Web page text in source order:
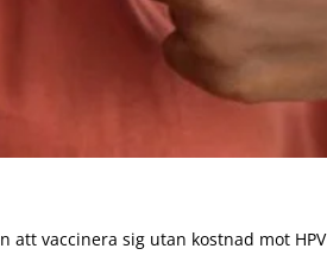
att vaccinera sig utan kostnad mot HPV